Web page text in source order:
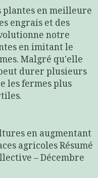
plantes en meilleure
engrais et des
notre
en imitant le
Malgré qu'elle
durer plusieurs
les fermes plus
en augmentant
agricoles Résumé
– Décembre